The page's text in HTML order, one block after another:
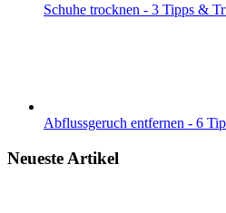
Schuhe trocknen - 3 Tipps &
Abflussgeruch entfernen - 6
Neueste Artikel